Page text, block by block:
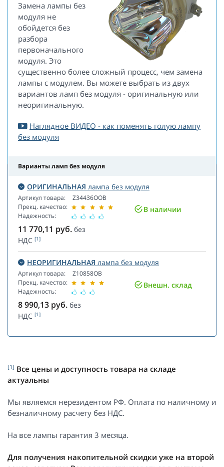
Замена лампы без
модуля не
обойдется без
разбора
первоначального
модуля. Это
существенно более сложный процесс, чем замена
лампы с модулем. Вы можете выбрать из двух
вариантов ламп без модуля - оригинальную или
неоригинальную.
Наглядное ВИДЕО - как поменять голую лампу
без модуля
Варианты ламп без модуля
ОРИГИНАЛЬНАЯ лампа без модуля
Артикул товара:
Прекц. качество:
Надежность:
Z34436OOB
В наличии
11 770,11 руб. без
НДС [1]
НЕОРИГИНАЛЬНАЯ лампа без модуля
Артикул товара:
Прекц. качество:
Надежность:
Z10858OB
Внешн. склад
8 990,13 руб. без
НДС [1]
[1] Все цены и доступность товара на складе
актуальны
Мы являемся нерезидентом РФ. Оплата по наличному и
безналичному расчету без НДС.
На все лампы гарантия 3 месяца.
Для получения накопительной скидки уже на второй